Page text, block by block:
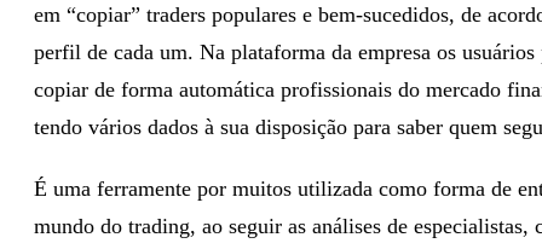
em “copiar” traders populares e bem-sucedidos, de
perfil de cada um. Na plataforma da empresa os usuários
copiar de forma automática profissionais do mercado
tendo vários dados à sua disposição para saber quem
É uma ferramente por muitos utilizada como forma de
mundo do trading, ao seguir as análises de especialistas,